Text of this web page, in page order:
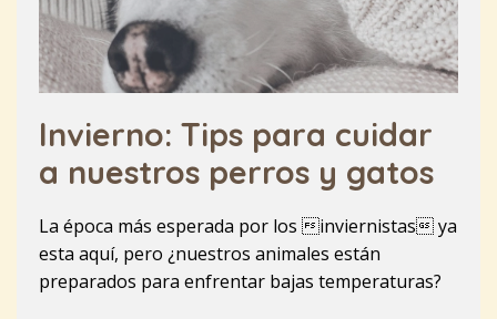
Invierno: Tips para cuidar
a nuestros perros y gatos
La época más esperada por los inviernistas ya
esta aquí, pero ¿nuestros animales están
preparados para enfrentar bajas temperaturas?